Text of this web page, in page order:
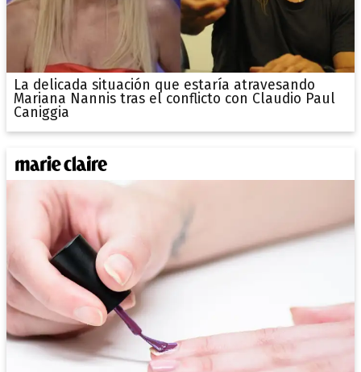
La delicada situación que estaría atravesando
Mariana Nannis tras el conflicto con Claudio Paul
Caniggia